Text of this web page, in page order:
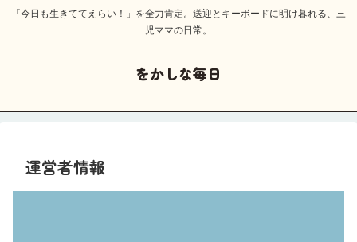
「今日も生きててえらい！」を全力肯定。送迎とキーボードに明け暮れる、三
児ママの日常。
をかしな毎日
運営者情報